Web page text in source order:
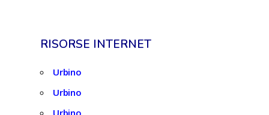
RISORSE INTERNET
Urbino
Urbino